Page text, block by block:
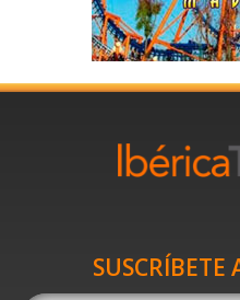
SUSCRÍBETE